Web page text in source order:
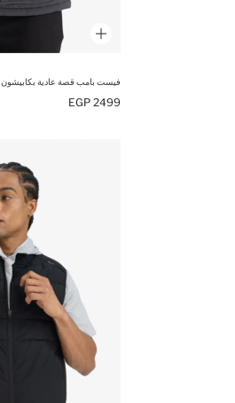
فيست بامب قصة عادية
2499 EGP